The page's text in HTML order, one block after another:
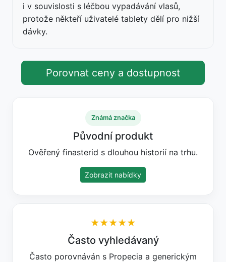
i v souvislosti s léčbou vypadávání vlasů,
protože někteří uživatelé tablety dělí pro nižší
dávky.
Porovnat ceny a dostupnost
Známá značka
Původní produkt
Ověřený finasterid s dlouhou historií na trhu.
Zobrazit nabídky
★★★★★
Často vyhledávaný
Často porovnáván s Propecia a generickým